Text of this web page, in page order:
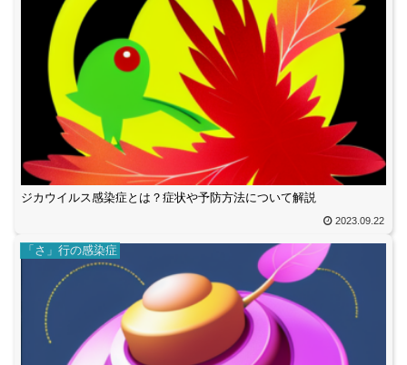
ジカウイルス感染症とは？症状や予防方法について解説
2023.09.22
「さ」行の感染症